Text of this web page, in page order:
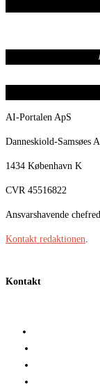
AI-Portalen ApS
Danneskiold-Samsøes
1434 København K
CVR 45516822
Ansvarshavende
Kontakt redaktionen
Kontakt